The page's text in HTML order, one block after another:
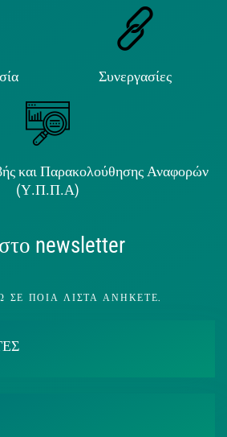
Συνεργασίες
και Παρακολούθησης Αναφορών
(Υ.Π.Π.Α)
newsletter
ΣΕ ΠΟΙΑ ΛΊΣΤΑ ΑΝΉΚΕΤΕ.